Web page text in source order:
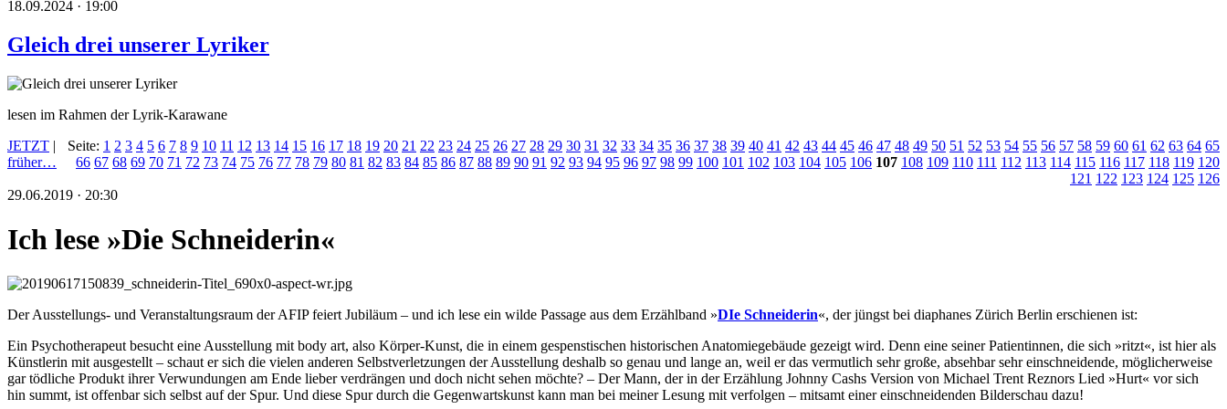
18.09.2024 · 19:00
Gleich drei unserer Lyriker
lesen im Rahmen der Lyrik-Karawane
JETZT |
früher…
Seite: 1 2 3 4 5 6 7 8 9 10 11 12 13 14 15 16 17 18 19 20 21 22 23 24 25 26 27 28 29 30 31 32 33 34 35 36 37 38 39 40 41 42 43 44 45 46 47 48 49 50 51 52 53 54 55 56 57 58 59 60 61 62 63 64 65
66 67 68 69 70 71 72 73 74 75 76 77 78 79 80 81 82 83 84 85 86 87 88 89 90 91 92 93 94 95 96 97 98 99 100 101 102 103 104 105 106 107 108 109 110 111 112 113 114 115 116 117 118 119 120
121 122 123 124 125 126
29.06.2019 · 20:30
Ich lese »Die Schneiderin«
Der Ausstellungs- und Veranstaltungsraum der AFIP feiert Jubiläum – und ich lese ein wilde Passage aus dem Erzählband »DIe Schneiderin«, der jüngst bei diaphanes Zürich Berlin erschienen ist:
Ein Psychotherapeut besucht eine Ausstellung mit body art, also Körper-Kunst, die in einem gespenstischen historischen Anatomiegebäude gezeigt wird. Denn eine seiner Patientinnen, die sich »ritzt«, ist hier als
Künstlerin mit ausgestellt – schaut er sich die vielen anderen Selbstverletzungen der Ausstellung deshalb so genau und lange an, weil er das vermutlich sehr große, absehbar sehr einschneidende, möglicherweise
gar tödliche Produkt ihrer Verwundungen am Ende lieber verdrängen und doch nicht sehen möchte? – Der Mann, der in der Erzählung Johnny Cashs Version von Michael Trent Reznors Lied »Hurt« vor sich
hin summt, ist offenbar sich selbst auf der Spur. Und diese Spur durch die Gegenwartskunst kann man bei meiner Lesung mit verfolgen – mitsamt einer einschneidenden Bilderschau dazu!